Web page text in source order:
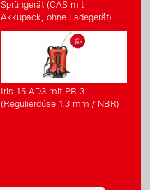
Sprühgerät (CAS mit
Akkupack, ohne Ladegerät)
Iris 15 AD3 mit PR 3
(Regulierdüse 1.3 mm / NBR)